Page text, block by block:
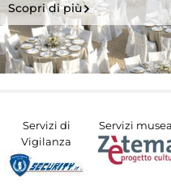
Scopri di più
Servizi di
Vigilanza
Servizi